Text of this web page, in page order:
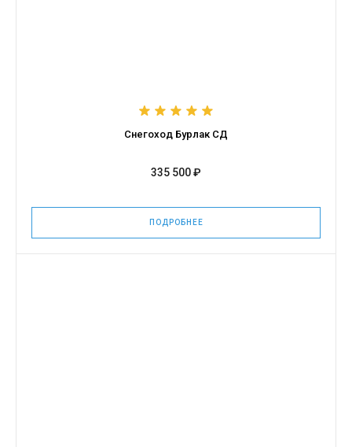
Снегоход Бурлак СД
335 500 ₽
ПОДРОБНЕЕ